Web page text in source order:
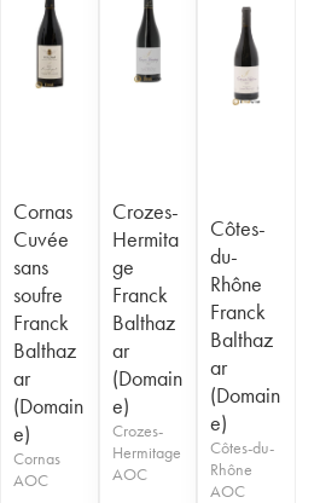
Cornas
Cuvée
sans
soufre
Franck
Balthaz
ar
(Domain
e)
Cornas
AOC
Crozes-
Hermita
ge
Franck
Balthaz
ar
(Domain
e)
Crozes-
Hermitage
AOC
Côtes-
du-
Rhône
Franck
Balthaz
ar
(Domain
e)
Côtes-du-
Rhône
AOC